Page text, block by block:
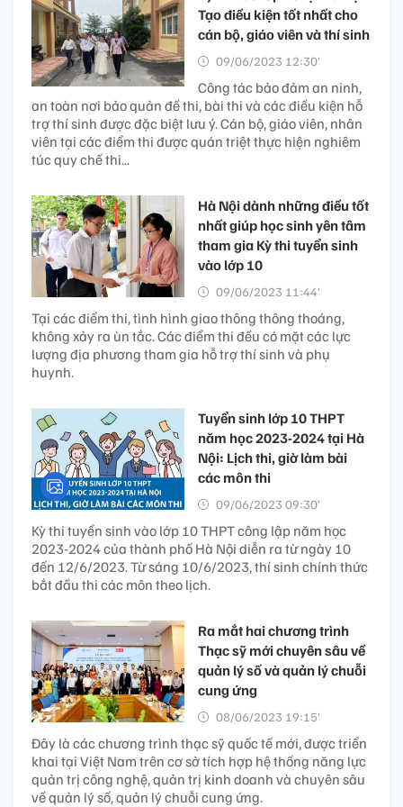
Tạo điều kiện tốt nhất cho
cán bộ, giáo viên và thí sinh
09/06/2023 12:30’
Công tác bảo đảm an ninh,
an toàn nơi bảo quản đề thi, bài thi và các điều kiện hỗ
trợ thí sinh được đặc biệt lưu ý. Cán bộ, giáo viên, nhân
viên tại các điểm thi được quán triệt thực hiện nghiêm
túc quy chế thi...
Hà Nội dành những điều tốt
nhất giúp học sinh yên tâm
tham gia Kỳ thi tuyển sinh
vào lớp 10
09/06/2023 11:44’
Tại các điểm thi, tình hình giao thông thông thoáng,
không xảy ra ùn tắc. Các điểm thi đều có mặt các lực
lượng địa phương tham gia hỗ trợ thí sinh và phụ
huynh.
Tuyển sinh lớp 10 THPT
năm học 2023-2024 tại Hà
Nội: Lịch thi, giờ làm bài
các môn thi
09/06/2023 09:30’
Kỳ thi tuyển sinh vào lớp 10 THPT công lập năm học
2023-2024 của thành phố Hà Nội diễn ra từ ngày 10
đến 12/6/2023. Từ sáng 10/6/2023, thí sinh chính thức
bắt đầu thi các môn theo lịch.
Ra mắt hai chương trình
Thạc sỹ mới chuyên sâu về
quản lý số và quản lý chuỗi
cung ứng
08/06/2023 19:15’
Đây là các chương trình thạc sỹ quốc tế mới, được triển
khai tại Việt Nam trên cơ sở tích hợp hệ thống năng lực
quản trị công nghệ, quản trị kinh doanh và chuyên sâu
về quản lý số, quản lý chuỗi cung ứng.